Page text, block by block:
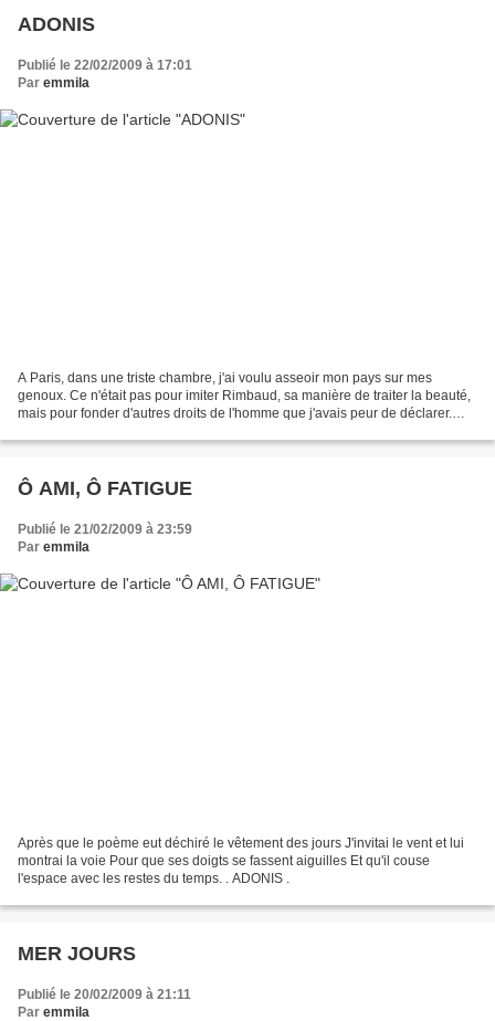
ADONIS
Publié le 22/02/2009 à 17:01
Par emmila
A Paris, dans une triste chambre, j'ai voulu asseoir mon pays sur mes
genoux. Ce n'était pas pour imiter Rimbaud, sa manière de traiter la beauté,
mais pour fonder d'autres droits de l'homme que j'avais peur de déclarer.
Ô AMI, Ô FATIGUE
Publié le 21/02/2009 à 23:59
Par emmila
Après que le poème eut déchiré le vêtement des jours J'invitai le vent et lui
montrai la voie Pour que ses doigts se fassent aiguilles Et qu'il couse
l'espace avec les restes du temps. . ADONIS .
MER JOURS
Publié le 20/02/2009 à 21:11
Par emmila